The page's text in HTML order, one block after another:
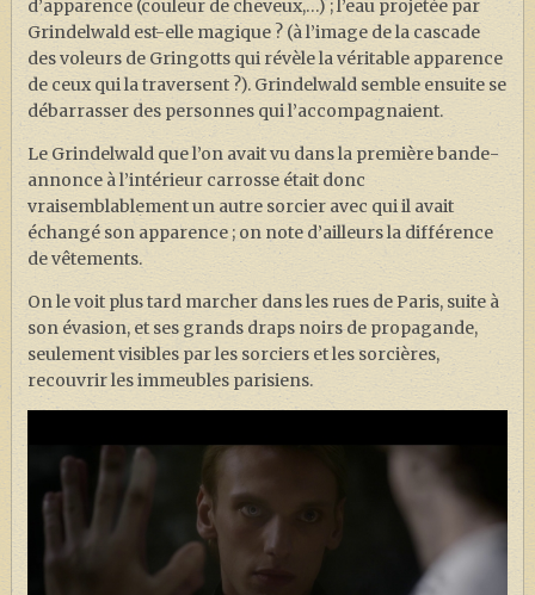
d’apparence (couleur de cheveux,…) ; l’eau projetée par
Grindelwald est-elle magique ? (à l’image de la cascade
des voleurs de Gringotts qui révèle la véritable apparence
de ceux qui la traversent ?). Grindelwald semble ensuite se
débarrasser des personnes qui l’accompagnaient.
Le Grindelwald que l’on avait vu dans la première bande-
annonce à l’intérieur carrosse était donc
vraisemblablement un autre sorcier avec qui il avait
échangé son apparence ; on note d’ailleurs la différence
de vêtements.
On le voit plus tard marcher dans les rues de Paris, suite à
son évasion, et ses grands draps noirs de propagande,
seulement visibles par les sorciers et les sorcières,
recouvrir les immeubles parisiens.